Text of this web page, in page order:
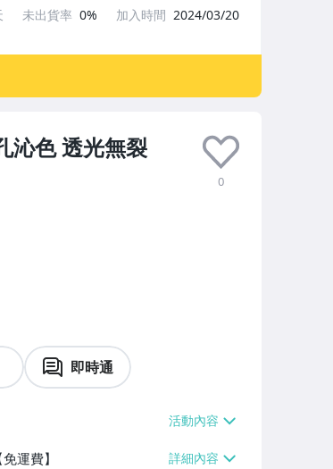
沁色 透光無裂
0
即時通
運費】
未出貨率 0% 加入時間 2024/03/20